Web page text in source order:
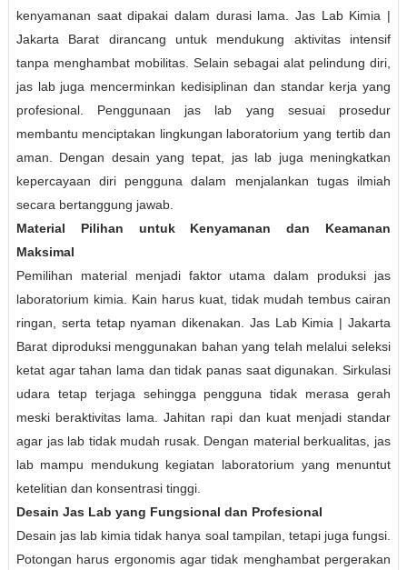
kenyamanan saat dipakai dalam durasi lama. Jas Lab Kimia |
Jakarta Barat dirancang untuk mendukung aktivitas intensif
tanpa menghambat mobilitas. Selain sebagai alat pelindung diri,
jas lab juga mencerminkan kedisiplinan dan standar kerja yang
profesional. Penggunaan jas lab yang sesuai prosedur
membantu menciptakan lingkungan laboratorium yang tertib dan
aman. Dengan desain yang tepat, jas lab juga meningkatkan
kepercayaan diri pengguna dalam menjalankan tugas ilmiah
secara bertanggung jawab.
Material Pilihan untuk Kenyamanan dan Keamanan
Maksimal
Pemilihan material menjadi faktor utama dalam produksi jas
laboratorium kimia. Kain harus kuat, tidak mudah tembus cairan
ringan, serta tetap nyaman dikenakan. Jas Lab Kimia | Jakarta
Barat diproduksi menggunakan bahan yang telah melalui seleksi
ketat agar tahan lama dan tidak panas saat digunakan. Sirkulasi
udara tetap terjaga sehingga pengguna tidak merasa gerah
meski beraktivitas lama. Jahitan rapi dan kuat menjadi standar
agar jas lab tidak mudah rusak. Dengan material berkualitas, jas
lab mampu mendukung kegiatan laboratorium yang menuntut
ketelitian dan konsentrasi tinggi.
Desain Jas Lab yang Fungsional dan Profesional
Desain jas lab kimia tidak hanya soal tampilan, tetapi juga fungsi.
Potongan harus ergonomis agar tidak menghambat pergerakan